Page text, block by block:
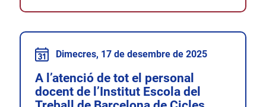
Dimecres, 17 de desembre de 2025
A l’atenció de tot el personal
docent de l’Institut Escola del